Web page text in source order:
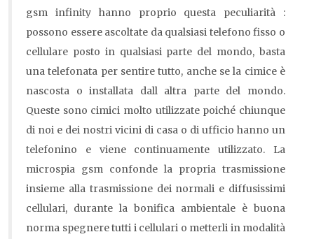
gsm infinity hanno proprio questa peculiarità :
possono essere ascoltate da qualsiasi telefono fisso o
cellulare posto in qualsiasi parte del mondo, basta
una telefonata per sentire tutto, anche se la cimice è
nascosta o installata dall altra parte del mondo.
Queste sono cimici molto utilizzate poiché chiunque
di noi e dei nostri vicini di casa o di ufficio hanno un
telefonino e viene continuamente utilizzato. La
microspia gsm confonde la propria trasmissione
insieme alla trasmissione dei normali e diffusissimi
cellulari, durante la bonifica ambientale è buona
norma spegnere tutti i cellulari o metterli in modalità